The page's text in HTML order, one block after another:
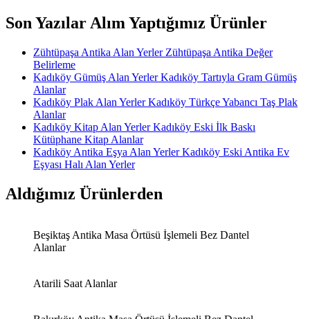
Son Yazılar Alım Yaptığımız Ürünler
Zühtüpaşa Antika Alan Yerler Zühtüpaşa Antika Değer
Belirleme
Kadıköy Gümüş Alan Yerler Kadıköy Tartıyla Gram Gümüş
Alanlar
Kadıköy Plak Alan Yerler Kadıköy Türkçe Yabancı Taş Plak
Alanlar
Kadıköy Kitap Alan Yerler Kadıköy Eski İlk Baskı
Kütüphane Kitap Alanlar
Kadıköy Antika Eşya Alan Yerler Kadıköy Eski Antika Ev
Eşyası Halı Alan Yerler
Aldığımız Ürünlerden
Beşiktaş Antika Masa Örtüsü İşlemeli Bez Dantel
Alanlar
Atarili Saat Alanlar